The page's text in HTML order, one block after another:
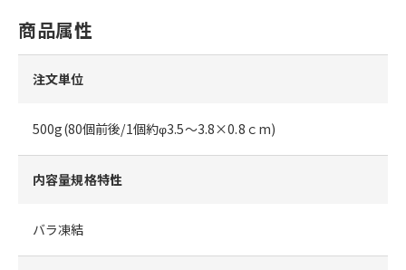
商品属性
注文単位
500g(80個前後/1個約φ3.5～3.8×0.8ｃm)
内容量規格特性
バラ凍結